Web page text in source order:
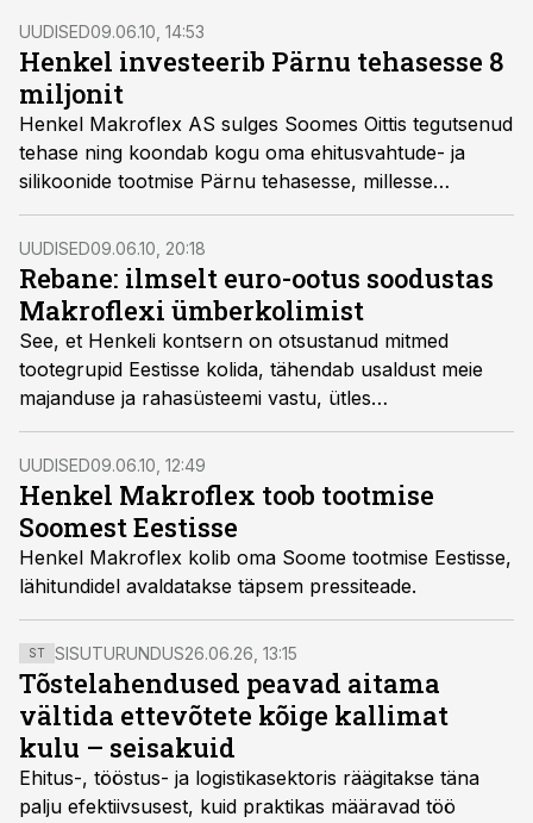
UUDISED09.06.10, 14:53
Henkel investeerib Pärnu tehasesse 8
miljonit
Henkel Makroflex AS sulges Soomes Oittis tegutsenud
tehase ning koondab kogu oma ehitusvahtude- ja
silikoonide tootmise Pärnu tehasesse, millesse
tänavu investeeritakse kuni 8 miljonit krooni ning
plaanis on tehast järgnevatel aastatel veelgi laiendada.
UUDISED09.06.10, 20:18
Rebane: ilmselt euro-ootus soodustas
Makroflexi ümberkolimist
See, et Henkeli kontsern on otsustanud mitmed
tootegrupid Eestisse kolida, tähendab usaldust meie
majanduse ja rahasüsteemi vastu, ütles
ehitusmaterjalide tootjate liidu tegevdirektor Enno
Rebane.
UUDISED09.06.10, 12:49
Henkel Makroflex toob tootmise
Soomest Eestisse
Henkel Makroflex kolib oma Soome tootmise Eestisse,
lähitundidel avaldatakse täpsem pressiteade.
ST SISUTURUNDUS26.06.26, 13:15
Tõstelahendused peavad aitama
vältida ettevõtete kõige kallimat
kulu – seisakuid
Ehitus-, tööstus- ja logistikasektoris räägitakse täna
palju efektiivsusest, kuid praktikas määravad töö